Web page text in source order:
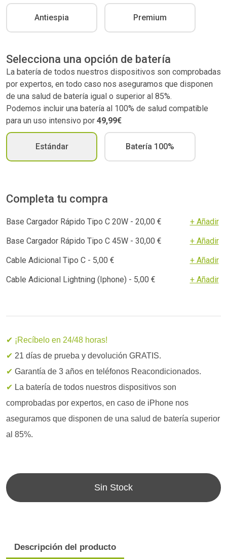
Antiespia Premium
Selecciona una opción de batería
La batería de todos nuestros dispositivos son comprobadas
por expertos, en todo caso nos aseguramos que disponen
de una salud de batería igual o superior al 85%.
Podemos incluir una batería al 100% de salud compatible
para un uso intensivo por 49,99€
Estándar Batería 100%
Completa tu compra
Base Cargador Rápido Tipo C 20W - 20,00 €
+ Añadir
Base Cargador Rápido Tipo C 45W - 30,00 €
+ Añadir
Cable Adicional Tipo C - 5,00 €
+ Añadir
Cable Adicional Lightning (Iphone) - 5,00 €
+ Añadir
✔ ¡Recíbelo en 24/48 horas!
✔ 21 días de prueba y devolución GRATIS.
✔ Garantía de 3 años en teléfonos Reacondicionados.
✔ La batería de todos nuestros dispositivos son
comprobadas por expertos, en caso de iPhone nos
aseguramos que disponen de una salud de batería superior
al 85%.
Sin Stock
Descripción del producto